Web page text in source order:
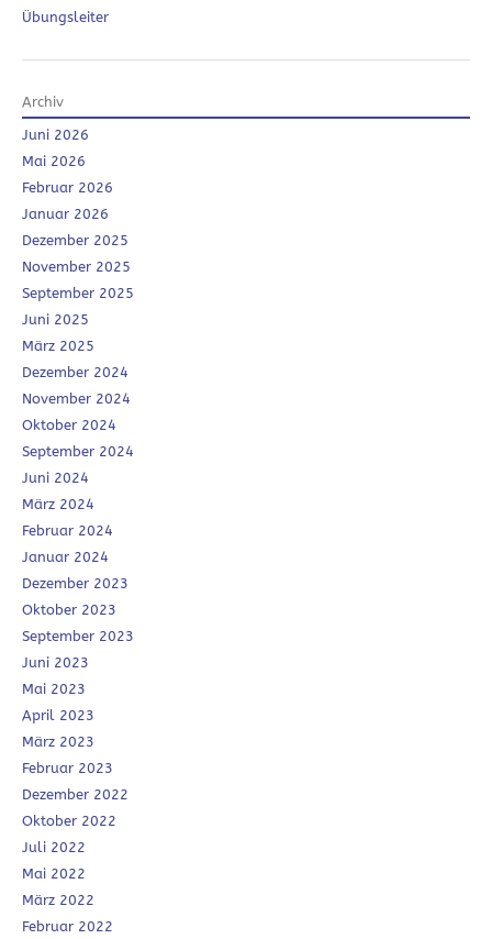
Übungsleiter
Archiv
Juni 2026
Mai 2026
Februar 2026
Januar 2026
Dezember 2025
November 2025
September 2025
Juni 2025
März 2025
Dezember 2024
November 2024
Oktober 2024
September 2024
Juni 2024
März 2024
Februar 2024
Januar 2024
Dezember 2023
Oktober 2023
September 2023
Juni 2023
Mai 2023
April 2023
März 2023
Februar 2023
Dezember 2022
Oktober 2022
Juli 2022
Mai 2022
März 2022
Februar 2022